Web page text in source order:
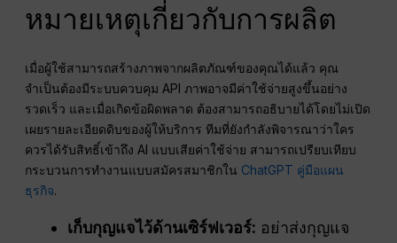
หมายเหตุเกี่ยวกับการผลิต
เมื่อผู้ใช้สามารถสร้างภาพจากผลิตภัณฑ์ของคุณได้แล้ว คุณ
จำเป็นต้องมีระบบควบคุม API ภาพอาจมีค่าใช้จ่ายสูงขึ้นอย่าง
รวดเร็ว และเมื่อเกิดข้อผิดพลาด ต้องสามารถอธิบายได้โดยไม่เปิด
เผยรายละเอียดดิบของผู้ให้บริการ ทีมที่ยังกำลังพิจารณาว่าใคร
ควรได้รับสิทธิ์เข้าถึง AI แบบเสียค่าใช้จ่าย สามารถเปรียบเทียบ
กระบวนการทำงานแบบสมัครสมาชิกใน ChatGPT คู่มือแผน
ธุรกิจ.
เก็บกุญแจไว้ด้านเซิร์ฟเวอร์: อย่าส่งกุญแจ